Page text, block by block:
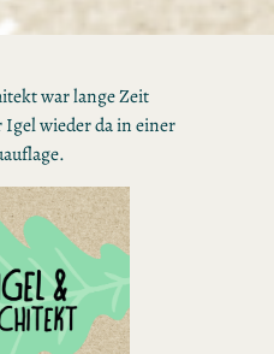
war lange Zeit
wieder da in einer